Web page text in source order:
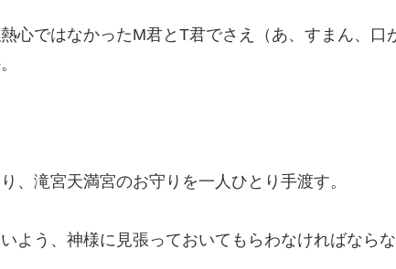
心ではなかったM君とT君でさえ（あ、すまん、口
、滝宮天満宮のお守りを一人ひとり手渡す。
よう、神様に見張っておいてもらわなければならな